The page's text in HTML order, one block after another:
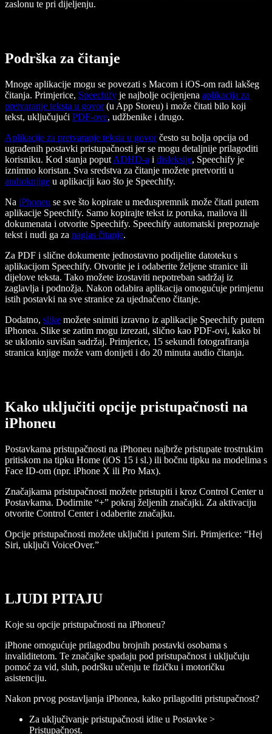
zaslonu te pri dijeljenju.
Podrška za čitanje
Mnoge aplikacije mogu se povezati s Macom i iOS-om radi lakšeg
čitanja. Primjerice, Speechify je najbolje ocijenjena aplikacija za
pretvaranje teksta u govor(u App Storeu) i može čitati bilo koji
tekst, uključujući PDF-ove, udžbenike i drugo.
Aplikacije za pretvaranje teksta u govorčesto su bolja opcija od
ugrađenih postavki pristupačnosti jer se mogu detaljnije prilagoditi
korisniku. Kod stanja poput ADHD-a i disleksije, Speechify je
iznimno koristan. Sva sredstva za čitanje možete pretvoriti u
audioknjige u aplikaciji kao što je Speechify.
Na iPhoneu se sve što kopirate u međuspremnik može čitati putem
aplikacije Speechify. Samo kopirajte tekst iz poruka, mailova ili
dokumenata i otvorite Speechify. Speechify automatski prepoznaje
tekst i nudi ga za naglas čitanje.
Za PDF i slične dokumente jednostavno podijelite datoteku s
aplikacijom Speechify. Otvorite je i odaberite željene stranice ili
dijelove teksta. Tako možete izostaviti nepotreban sadržaj iz
zaglavlja i podnožja. Nakon odabira aplikacija omogućuje primjenu
istih postavki na sve stranice za ujednačeno čitanje.
Dodatno, slike možete snimiti izravno iz aplikacije Speechify putem
iPhonea. Slike se zatim mogu izrezati, slično kao PDF-ovi, kako bi
se uklonio suvišan sadržaj. Primjerice, 15 sekundi fotografiranja
stranica knjige može vam donijeti i do 20 minuta audio čitanja.
Kako uključiti opcije pristupačnosti na
iPhoneu
Postavkama pristupačnosti na iPhoneu najbrže pristupate trostrukim
pritiskom na tipku Home (iOS 15 i sl.) ili bočnu tipku na modelima s
Face ID-om (npr. iPhone X ili Pro Max).
Značajkama pristupačnosti možete pristupiti i kroz Control Center u
Postavkama. Dodirnite “+” pokraj željenih značajki. Za aktivaciju
otvorite Control Center i odaberite značajku.
Opcije pristupačnosti možete uključiti i putem Siri. Primjerice: “Hej
Siri, uključi VoiceOver.”
LJUDI PITAJU
Koje su opcije pristupačnosti na iPhoneu?
iPhone omogućuje prilagodbu brojnih postavki osobama s
invaliditetom. Te značajke spadaju pod pristupačnost i uključuju
pomoć za vid, sluh, podršku učenju te fizičku i motoričku
asistenciju.
Nakon prvog postavljanja iPhonea, kako prilagoditi pristupačnost?
Za uključivanje pristupačnosti idite u Postavke >
Pristupačnost.